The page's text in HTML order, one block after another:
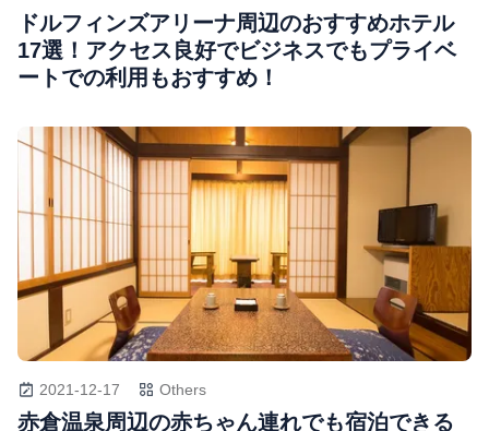
ドルフィンズアリーナ周辺のおすすめホテル
17選！アクセス良好でビジネスでもプライベ
ートでの利用もおすすめ！
2021-12-17 Others
赤倉温泉周辺の赤ちゃん連れでも宿泊できる